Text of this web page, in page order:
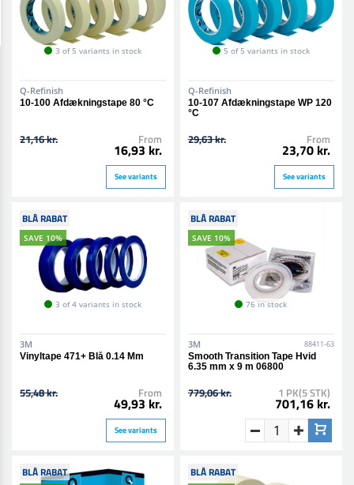
3 of 5 variants in stock
Q-Refinish
10-100 Afdækningstape 80 °C
21,16 kr. From
16,93 kr.
See variants
5 of 5 variants in stock
Q-Refinish
10-107 Afdækningstape WP 120
°C
29,63 kr. From
23,70 kr.
See variants
BLÅ RABAT
SAVE 10%
3 of 4 variants in stock
3M
Vinyltape 471+ Blå 0.14 Mm
55,48 kr. From
49,93 kr.
See variants
BLÅ RABAT
SAVE 10%
76 in stock
3M 88411-63
Smooth Transition Tape Hvid
6.35 mm x 9 m 06800
779,06 kr. 1 PK(5 STK)
701,16 kr.
BLÅ RABAT BLÅ RABAT